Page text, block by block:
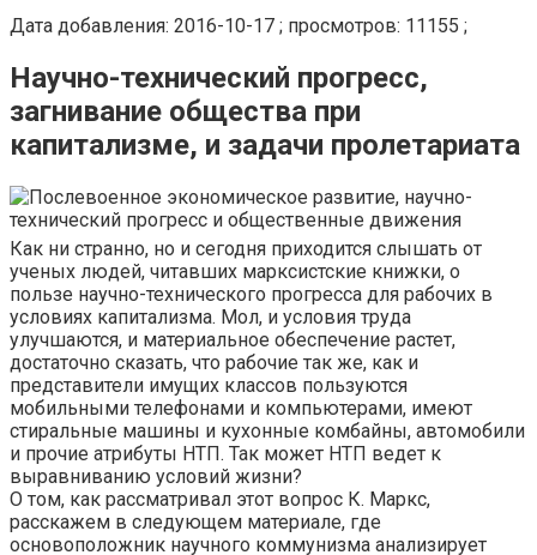
Дата добавления: 2016-10-17 ; просмотров: 11155 ;
Научно-технический прогресс,
загнивание общества при
капитализме, и задачи пролетариата
Как ни странно, но и сегодня приходится слышать от
ученых людей, читавших марксистские книжки, о
пользе научно-технического прогресса для рабочих в
условиях капитализма. Мол, и условия труда
улучшаются, и материальное обеспечение растет,
достаточно сказать, что рабочие так же, как и
представители имущих классов пользуются
мобильными телефонами и компьютерами, имеют
стиральные машины и кухонные комбайны, автомобили
и прочие атрибуты НТП. Так может НТП ведет к
выравниванию условий жизни?
О том, как рассматривал этот вопрос К. Маркс,
расскажем в следующем материале, где
основоположник научного коммунизма анализирует